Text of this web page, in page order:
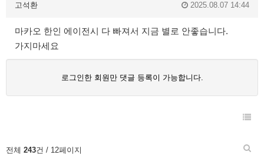
고석환 2025.08.07 14:44
마카오 한인 에이전시 다 빠져서 지금 별로 안좋습니다.
가지마세요
로그인한 회원만 댓글 등록이 가능합니다.
전체 243건 / 12페이지